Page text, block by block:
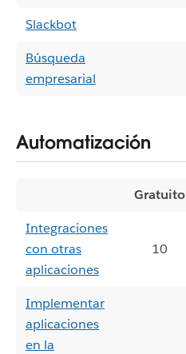
Slackbot
Búsqueda
empresarial
Automatización
Gratuito
Integraciones
con otras
aplicaciones
10
Implementar
aplicaciones
en la